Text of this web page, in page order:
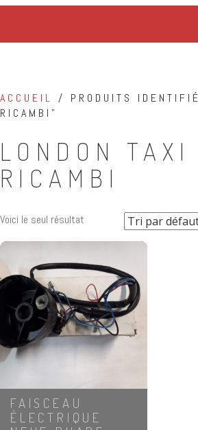
ACCUEIL / PRODUITS
RICAMBI”
LONDON TAXI
RICAMBI
Voici le seul résultat
FAISCEAU
ÉLECTRIQUE